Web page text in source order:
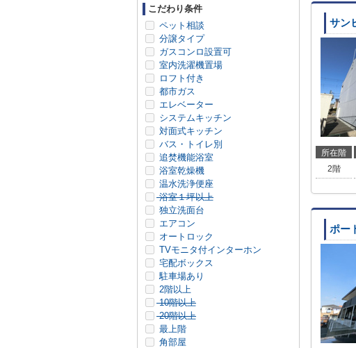
サン
所在階
2階
ポー
こだわり条件
ペット相談
分譲タイプ
ガスコンロ設置可
室内洗濯機置場
ロフト付き
都市ガス
エレベーター
システムキッチン
対面式キッチン
バス・トイレ別
追焚機能浴室
浴室乾燥機
温水洗浄便座
浴室１坪以上
独立洗面台
エアコン
オートロック
TVモニタ付インターホン
宅配ボックス
駐車場あり
2階以上
10階以上
20階以上
最上階
角部屋